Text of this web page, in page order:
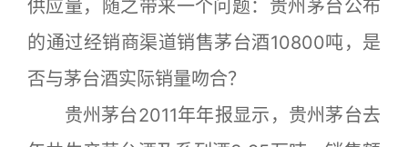
供应量，随之带来一个问题：贵州茅台公布
的通过经销商渠道销售茅台酒10800吨，是
否与茅台酒实际销量吻合？
贵州茅台2011年年报显示，贵州茅台去